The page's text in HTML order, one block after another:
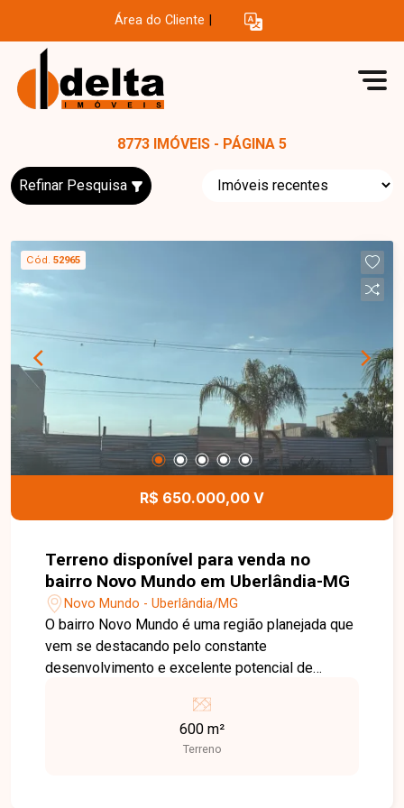
Área do Cliente
8773 IMÓVEIS - PÁGINA 5
Refinar Pesquisa
Cód. 52965
R$ 650.000,00 V
Terreno disponível para venda no
bairro Novo Mundo em Uberlândia-MG
Novo Mundo - Uberlândia/MG
O bairro Novo Mundo é uma região planejada que
vem se destacando pelo constante
desenvolvimento e excelente potencial de
tranquilas, áreas de lazer e fácil acesso às
principais vias da cidade, o bairro oferece
qualidade de vida para moradores e ótimas
600 m²
Terreno